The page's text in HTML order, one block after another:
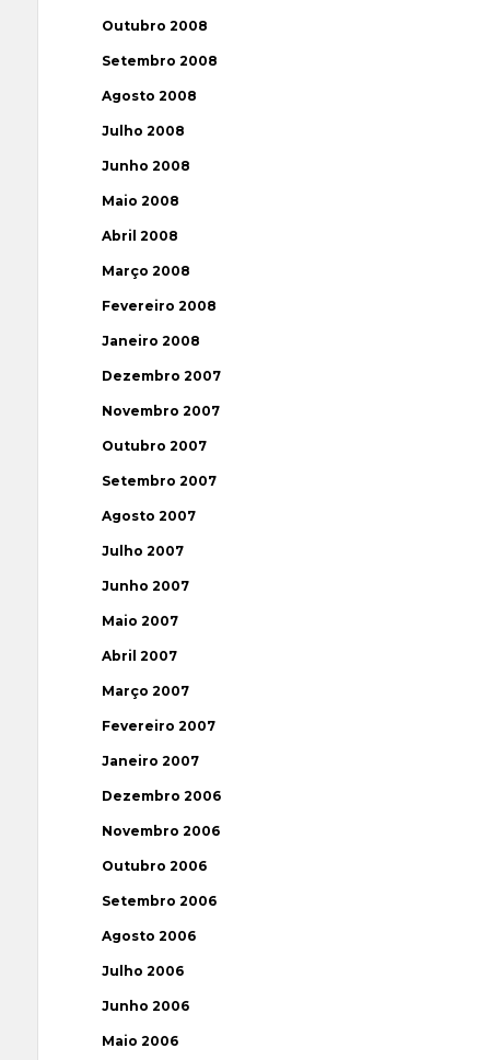
Outubro 2008
Setembro 2008
Agosto 2008
Julho 2008
Junho 2008
Maio 2008
Abril 2008
Março 2008
Fevereiro 2008
Janeiro 2008
Dezembro 2007
Novembro 2007
Outubro 2007
Setembro 2007
Agosto 2007
Julho 2007
Junho 2007
Maio 2007
Abril 2007
Março 2007
Fevereiro 2007
Janeiro 2007
Dezembro 2006
Novembro 2006
Outubro 2006
Setembro 2006
Agosto 2006
Julho 2006
Junho 2006
Maio 2006